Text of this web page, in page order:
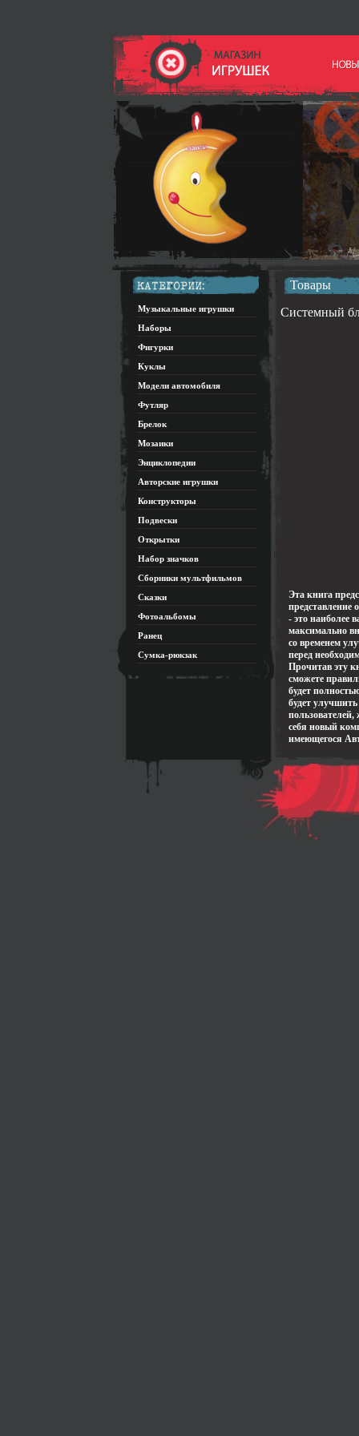
Музыкальные игрушки
Наборы
Фигурки
Куклы
Модели автомобиля
Футляр
Брелок
Мозаики
Энциклопедии
Авторские игрушки
Конструкторы
Подвески
Открытки
Набор значков
Сборники мультфильмов
Сказки
Фотоальбомы
Ранец
Сумка-рюкзак
Товары
Системный
Эта книга
представление
- это наиболее
максимально
со временем
перед
Прочитав эту
сможете
будет
будет
себя новый
имеющегося